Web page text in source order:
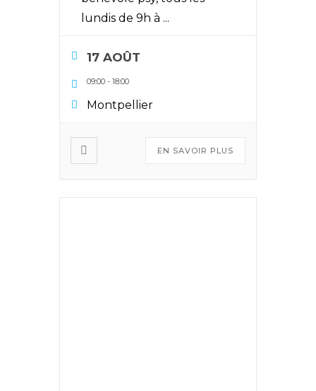
lundis de 9h à ...
17 AOÛT
09:00 - 18:00
Montpellier
EN SAVOIR PLUS